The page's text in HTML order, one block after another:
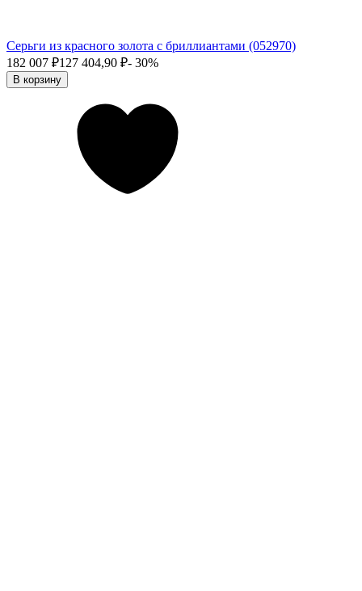
Серьги из красного золота с бриллиантами (052970)
182 007 ₽127 404,90 ₽- 30%
В корзину